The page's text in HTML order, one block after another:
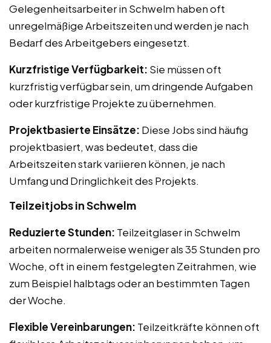
Gelegenheitsarbeiter in Schwelm haben oft
unregelmäßige Arbeitszeiten und werden je nach
Bedarf des Arbeitgebers eingesetzt.
Kurzfristige Verfügbarkeit: Sie müssen oft
kurzfristig verfügbar sein, um dringende Aufgaben
oder kurzfristige Projekte zu übernehmen.
Projektbasierte Einsätze: Diese Jobs sind häufig
projektbasiert, was bedeutet, dass die
Arbeitszeiten stark variieren können, je nach
Umfang und Dringlichkeit des Projekts.
Teilzeitjobs in Schwelm
Reduzierte Stunden: Teilzeitglaser in Schwelm
arbeiten normalerweise weniger als 35 Stunden pro
Woche, oft in einem festgelegten Zeitrahmen, wie
zum Beispiel halbtags oder an bestimmten Tagen
der Woche.
Flexible Vereinbarungen: Teilzeitkräfte können oft